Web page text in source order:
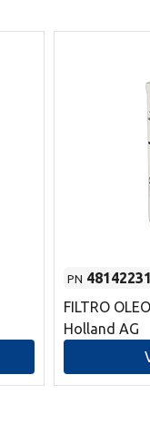
PN 48142231
FILTRO
Holland AG